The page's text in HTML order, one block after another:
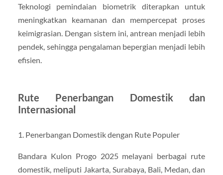
Teknologi pemindaian biometrik diterapkan untuk
meningkatkan keamanan dan mempercepat proses
keimigrasian. Dengan sistem ini, antrean menjadi lebih
pendek, sehingga pengalaman bepergian menjadi lebih
efisien.
Rute Penerbangan Domestik dan
Internasional
1. Penerbangan Domestik dengan Rute Populer
Bandara Kulon Progo 2025 melayani berbagai rute
domestik, meliputi Jakarta, Surabaya, Bali, Medan, dan